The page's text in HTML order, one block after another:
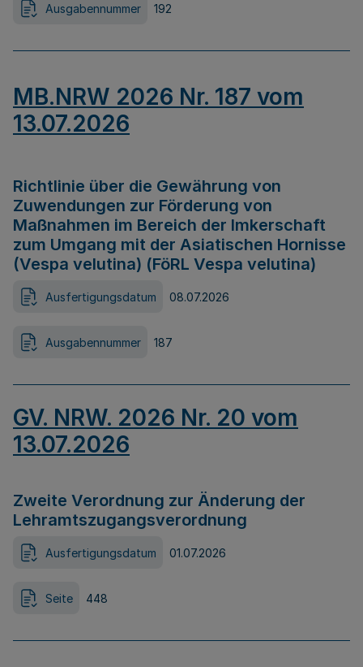
Ausgabennummer 192
MB.NRW 2026 Nr. 187 vom
13.07.2026
Richtlinie über die Gewährung von
Zuwendungen zur Förderung von
Maßnahmen im Bereich der Imkerschaft
zum Umgang mit der Asiatischen Hornisse
(Vespa velutina) (FöRL Vespa velutina)
Ausfertigungsdatum 08.07.2026
Ausgabennummer 187
GV. NRW. 2026 Nr. 20 vom
13.07.2026
Zweite Verordnung zur Änderung der
Lehramtszugangsverordnung
Ausfertigungsdatum 01.07.2026
Seite 448